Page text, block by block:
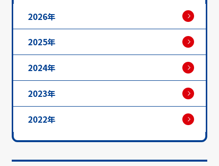
2026年
2025年
2024年
2023年
2022年